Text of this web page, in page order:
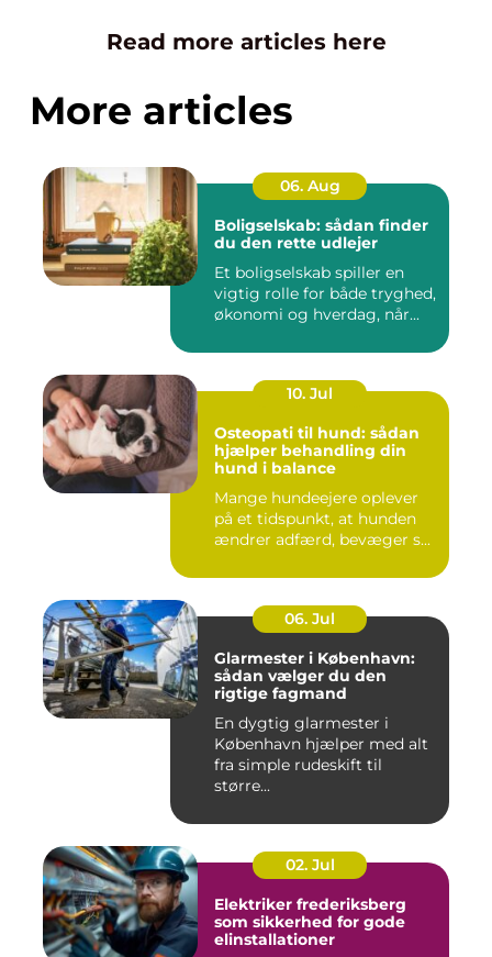
Read more articles here
More articles
06. Aug
Boligselskab: sådan finder
du den rette udlejer
Et boligselskab spiller en
vigtig rolle for både tryghed,
økonomi og hverdag, når...
10. Jul
Osteopati til hund: sådan
hjælper behandling din
hund i balance
Mange hundeejere oplever
på et tidspunkt, at hunden
ændrer adfærd, bevæger s...
06. Jul
Glarmester i København:
sådan vælger du den
rigtige fagmand
En dygtig glarmester i
København hjælper med alt
fra simple rudeskift til
større...
02. Jul
Elektriker frederiksberg
som sikkerhed for gode
elinstallationer